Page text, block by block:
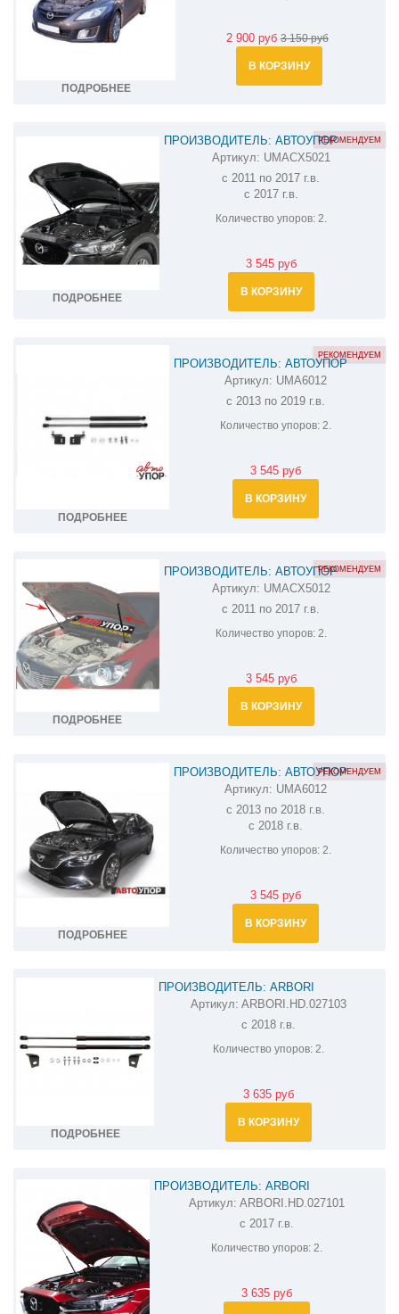
ПОДРОБНЕЕ
2 900 руб3 150 руб
В КОРЗИНУ
ПОДРОБНЕЕ
ПРОИЗВОДИТЕЛЬ: АВТОУПОР
АМОРТИЗАТОР (УПОР) КАПОТА НА
MAZDA CX-5 UMACX5021
Артикул: UMACX5021
с 2011 по 2017 г.в.
с 2017 г.в.
Количество упоров:2.
РЕКОМЕНДУЕМ
3 545 руб
В КОРЗИНУ
ПОДРОБНЕЕ
ПРОИЗВОДИТЕЛЬ: АВТОУПОР
АМОРТИЗАТОР (УПОР) КАПОТА НА
MAZDA 3 UMA6012
Артикул: UMA6012
с 2013 по 2019 г.в.
Количество упоров: 2.
РЕКОМЕНДУЕМ
3 545 руб
В КОРЗИНУ
ПОДРОБНЕЕ
ПРОИЗВОДИТЕЛЬ: АВТОУПОР
АМОРТИЗАТОР (УПОР) КАПОТА НА
MAZDA CX-5 UMACX5012
Артикул: UMACX5012
с 2011 по 2017 г.в.
Количество упоров:2.
РЕКОМЕНДУЕМ
3 545 руб
В КОРЗИНУ
ПОДРОБНЕЕ
ПРОИЗВОДИТЕЛЬ: АВТОУПОР
АМОРТИЗАТОР (УПОР) КАПОТА НА
MAZDA 6 UMA6012
Артикул: UMA6012
с 2013 по 2018 г.в.
с 2018 г.в.
Количество упоров: 2.
РЕКОМЕНДУЕМ
3 545 руб
В КОРЗИНУ
ПОДРОБНЕЕ
ПРОИЗВОДИТЕЛЬ: ARBORI
АМОРТИЗАТОР (УПОР) КАПОТА НА MAZDA
6 ARBORI.HD.027103
Артикул: ARBORI.HD.027103
с 2018 г.в.
Количество упоров: 2.
3 635 руб
В КОРЗИНУ
ПРОИЗВОДИТЕЛЬ: ARBORI
АМОРТИЗАТОР (УПОР) КАПОТА НА MAZDA
CX-5 ARBORI.HD.027101
Артикул: ARBORI.HD.027101
с 2017 г.в.
Количество упоров:2.
3 635 руб